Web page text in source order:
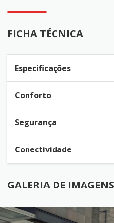
FICHA TÉCNICA
Especificações
Conforto
Segurança
Conectividade
GALERIA DE IMAGENS